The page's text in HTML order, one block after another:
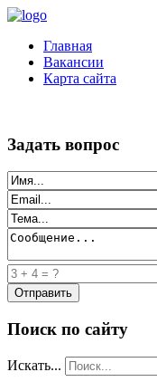
Главная
Вакансии
Карта сайта
Задать вопрос
Поиск по сайту
Искать...